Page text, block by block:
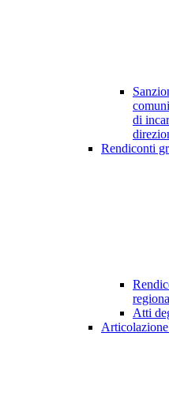
di
Rendiconti
Atti